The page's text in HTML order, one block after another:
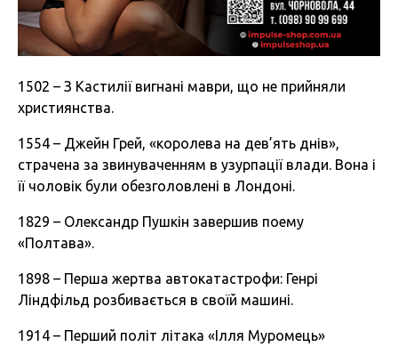
1502 – З Кастилії вигнані маври, що не прийняли
християнства.
1554 – Джейн Грей, «королева на дев’ять днів»,
страчена за звинуваченням в узурпації влади. Вона і
її чоловік були обезголовлені в Лондоні.
1829 – Олександр Пушкін завершив поему
«Полтава».
1898 – Перша жертва автокатастрофи: Генрі
Ліндфільд розбивається в своїй машині.
1914 – Перший політ літака «Ілля Муромець»